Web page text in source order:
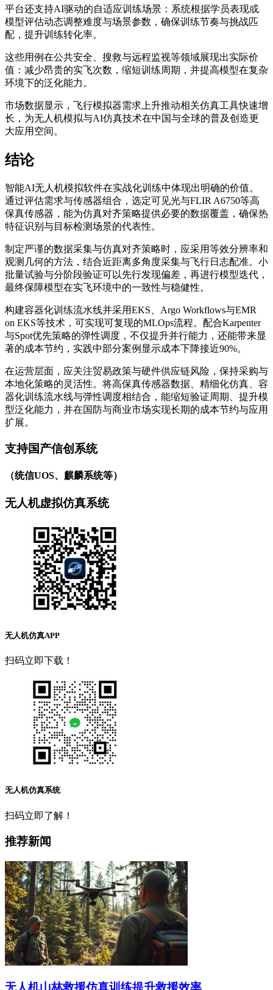
平台还支持AI驱动的自适应训练场景：系统根据学员表现或
模型评估动态调整难度与场景参数，确保训练节奏与挑战匹
配，提升训练转化率。
这些用例在公共安全、搜救与远程监视等领域展现出实际价
值：减少昂贵的实飞次数，缩短训练周期，并提高模型在复杂
环境下的泛化能力。
市场数据显示，飞行模拟器需求上升推动相关仿真工具快速增
长，为无人机模拟与AI仿真技术在中国与全球的普及创造更
大应用空间。
结论
智能AI无人机模拟软件在实战化训练中体现出明确的价值。
通过评估需求与传感器组合，选定可见光与FLIR A6750等高
保真传感器，能为仿真对齐策略提供必要的数据覆盖，确保热
特征识别与目标检测场景的代表性。
制定严谨的数据采集与仿真对齐策略时，应采用等效分辨率和
观测几何的方法，结合近距离多角度采集与飞行日志配准。小
批量试验与分阶段验证可以先行发现偏差，再进行模型迭代，
最终保障模型在实飞环境中的一致性与稳健性。
构建容器化训练流水线并采用EKS、Argo Workflows与EMR
on EKS等技术，可实现可复现的MLOps流程。配合Karpenter
与Spot优先策略的弹性调度，不仅提升并行能力，还能带来显
著的成本节约，实践中部分案例显示成本下降接近90%。
在运营层面，应关注贸易政策与硬件供应链风险，保持采购与
本地化策略的灵活性。将高保真传感器数据、精细化仿真、容
器化训练流水线与弹性调度相结合，能缩短验证周期、提升模
型泛化能力，并在国防与商业市场实现长期的成本节约与应用
扩展。
支持国产信创系统
（统信UOS、麒麟系统等）
无人机虚拟仿真系统
无人机仿真APP
扫码立即下载！
无人机仿真系统
扫码立即了解！
推荐新闻
无人机山林救援仿真训练提升救援效率